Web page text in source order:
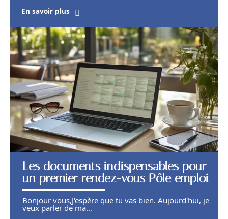
En savoir plus
Les documents indispensables pour
un premier rendez-vous Pôle emploi
Bonjour vous,J'espère que tu vas bien. Aujourd'hui, je
veux parler de ma…